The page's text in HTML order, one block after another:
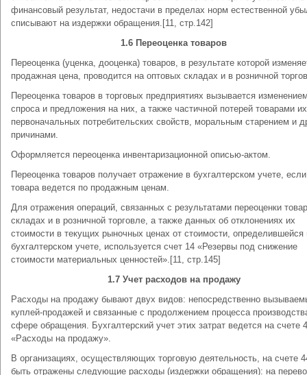
финансовый результат, недостачи в пределах норм естественной
списывают на издержки обращения.[11, стр.142]
1.6 Переоценка товаров
Переоценка (уценка, дооценка) товаров, в результате которой
продажная цена, проводится на оптовых складах и в розничной
Переоценка товаров в торговых предприятиях вызывается
спроса и предложения на них, а также частичной потерей товарами их
первоначальных потребительских свойств, моральным старением и
причинами.
Оформляется переоценка инвентаризационной описью-актом.
Переоценка товаров получает отражение в бухгалтерском учете,
товара ведется по продажным ценам.
Для отражения операций, связанных с результатами переоценки
складах и в розничной торговле, а также данных об отклонениях их
стоимости в текущих рыночных ценах от стоимости, определившейся
бухгалтерском учете, используется счет 14 «Резервы под снижение
стоимости материальных ценностей».[11, стр.145]
1.7 Учет расходов на продажу
Расходы на продажу бывают двух видов: непосредственно
куплей-продажей и связанные с продолжением процесса
сфере обращения. Бухгалтерский учет этих затрат ведется на счете
«Расходы на продажу».
В организациях, осуществляющих торговую деятельность, на счете
быть отражены следующие расходы (издержки обращения): на